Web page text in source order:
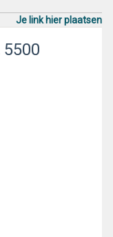
Je link hier plaatsen